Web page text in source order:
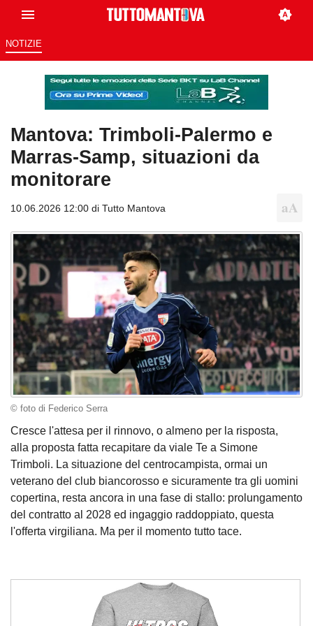
NOTIZIE
Mantova: Trimboli-Palermo e
Marras-Samp, situazioni da
monitorare
10.06.2026 12:00 di Tutto Mantova
© foto di Federico Serra
Cresce l'attesa per il rinnovo, o almeno per la risposta,
alla proposta fatta recapitare da viale Te a Simone
Trimboli. La situazione del centrocampista, ormai un
veterano del club biancorosso e sicuramente tra gli uomini
copertina, resta ancora in una fase di stallo: prolungamento
del contratto al 2028 ed ingaggio raddoppiato, questa
l'offerta virgiliana. Ma per il momento tutto tace.